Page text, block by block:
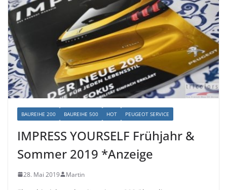
BAUREIHE 200 BAUREIHE 500 HOT PEUGEOT SERVICE
IMPRESS YOURSELF Frühjahr &
Sommer 2019 *Anzeige
28. Mai 2019 Martin